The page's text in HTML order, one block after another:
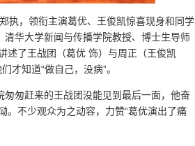
执，领衔主演葛优、王俊凯惊喜现身和同学
清华大学新闻与传播学院教授、博士生导师
述了王战团（葛优 饰）与周正（王俊凯
才知道“做自己，没病”。
匆匆赶来的王战团没能见到最后一面，他奋
。不少观众为之动容，力赞“葛优演出了痛